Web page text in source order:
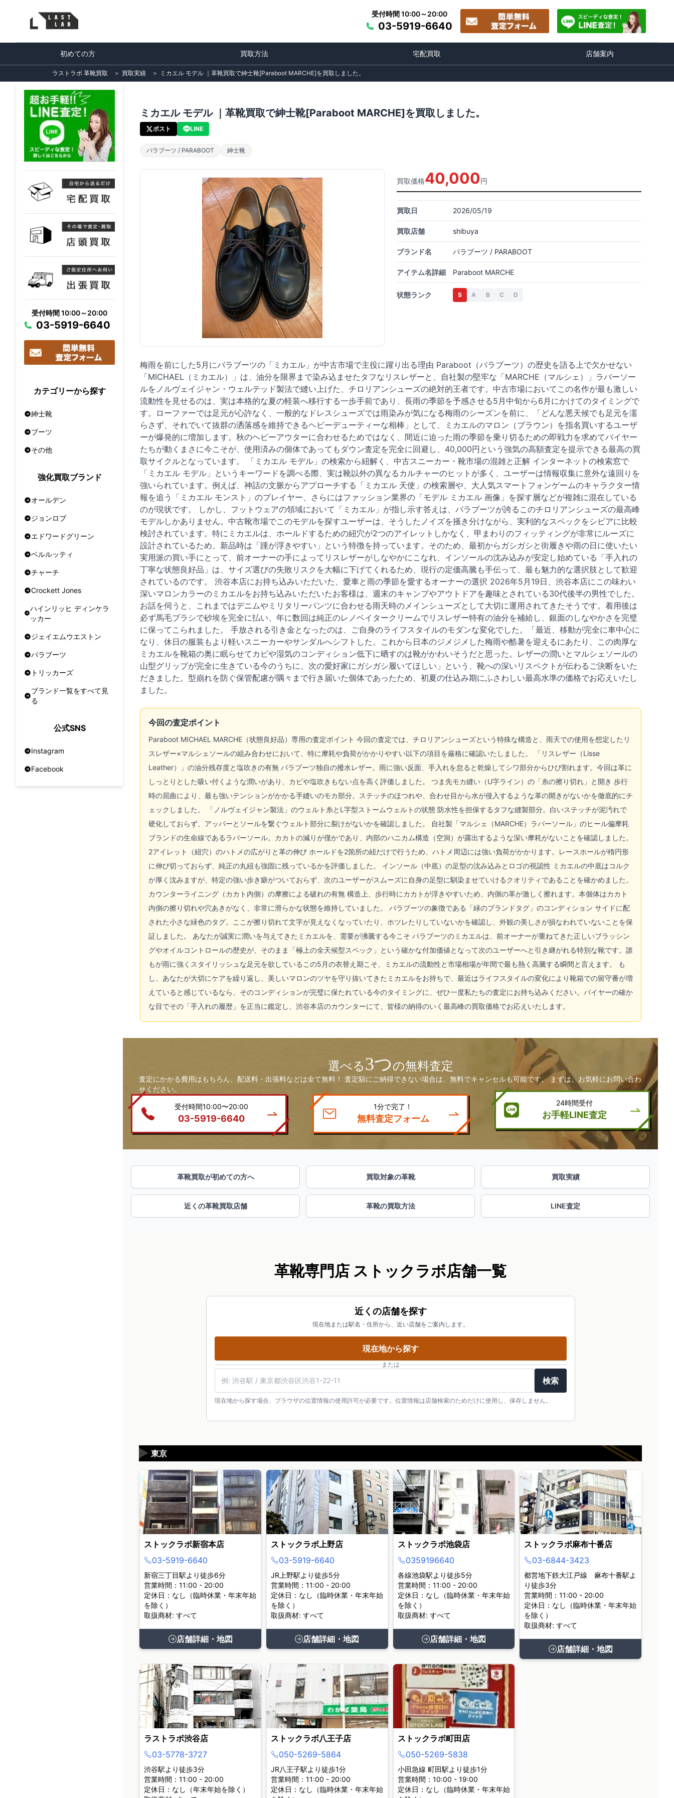
受付時間 10:00～20:00
03-5919-6640
初めての方 買取方法 宅配買取 店舗案内
ラストラボ 革靴買取 ＞ 買取実績 ＞ ミカエル モデル ｜革靴買取で紳士靴[Paraboot MARCHE]を買取しました。
受付時間 10:00～20:00
03-5919-6640
カテゴリーから探す
紳士靴
ブーツ
その他
強化買取ブランド
オールデン
ジョンロブ
エドワードグリーン
ベルルッティ
チャーチ
Crockett Jones
ハインリッヒ ディンケラ
ッカー
ジェイエムウエストン
パラブーツ
トリッカーズ
ブランド一覧をすべて見
る
公式SNS
Instagram
Facebook
ミカエル モデル ｜革靴買取で紳士靴[Paraboot MARCHE]を買取しました。
ポスト LINE
パラブーツ / PARABOOT 紳士靴
買取価格40,000円
買取日 2026/05/19
買取店舗 shibuya
ブランド名 パラブーツ / PARABOOT
アイテム名詳細 Paraboot MARCHE
状態ランク S A B C D
梅雨を前にした5月にパラブーツの「ミカエル」が中古市場で主役に躍り出る理由 Paraboot（パラブーツ）の歴史を語る上で欠かせない
「MICHAEL（ミカエル）」は、油分を限界まで染み込ませたタフなリスレザーと、自社製の堅牢な「MARCHE（マルシェ）」ラバーソー
ルをノルヴェイジャン・ウェルテッド製法で縫い上げた、チロリアンシューズの絶対的王者です。中古市場においてこの名作が最も激しい
流動性を見せるのは、実は本格的な夏の軽装へ移行する一歩手前であり、長雨の季節を予感させる5月中旬から6月にかけてのタイミングで
す。ローファーでは足元が心許なく、一般的なドレスシューズでは雨染みが気になる梅雨のシーズンを前に、「どんな悪天候でも足元を濡
らさず、それでいて抜群の洒落感を維持できるヘビーデューティーな相棒」として、ミカエルのマロン（ブラウン）を指名買いするユーザ
ーが爆発的に増加します。秋のヘビーアウターに合わせるためではなく、間近に迫った雨の季節を乗り切るための即戦力を求めてバイヤー
たちが動くまさに今こそが、使用済みの個体であってもダウン査定を完全に回避し、40,000円という強気の高額査定を提示できる最高の買
取サイクルとなっています。 「ミカエル モデル」の検索から紐解く、中古スニーカー・靴市場の混雑と正解 インターネットの検索窓で
「ミカエル モデル」というキーワードを調べる際、実は靴以外の異なるカルチャーのヒットが多く、ユーザーは情報収集に意外な遠回りを
強いられています。例えば、神話の文脈からアプローチする「ミカエル 天使」の検索層や、大人気スマートフォンゲームのキャラクター情
報を追う「ミカエル モンスト」のプレイヤー、さらにはファッション業界の「モデル ミカエル 画像」を探す層などが複雑に混在している
のが現状です。 しかし、フットウェアの領域において「ミカエル」が指し示す答えは、パラブーツが誇るこのチロリアンシューズの最高峰
モデルしかありません。中古靴市場でこのモデルを探すユーザーは、そうしたノイズを掻き分けながら、実利的なスペックをシビアに比較
検討されています。特にミカエルは、ホールドするための紐穴が2つのアイレットしかなく、甲まわりのフィッティングが非常にルーズに
設計されているため、新品時は「踵が浮きやすい」という特徴を持っています。そのため、最初からガシガシと街履きや雨の日に使いたい
実用派の買い手にとって、前オーナーの手によってリスレザーがしなやかにこなれ、インソールの沈み込みが安定し始めている「手入れの
丁寧な状態良好品」は、サイズ選びの失敗リスクを大幅に下げてくれるため、現行の定価高騰も手伝って、最も魅力的な選択肢として歓迎
されているのです。 渋谷本店にお持ち込みいただいた、愛車と雨の季節を愛するオーナーの選択 2026年5月19日、渋谷本店にこの味わい
深いマロンカラーのミカエルをお持ち込みいただいたお客様は、週末のキャンプやアウトドアを趣味とされている30代後半の男性でした。
お話を伺うと、これまではデニムやミリタリーパンツに合わせる雨天時のメインシューズとして大切に運用されてきたそうです。着用後は
必ず馬毛ブラシで砂埃を完全に払い、年に数回は純正のレノベイタークリームでリスレザー特有の油分を補給し、銀面のしなやかさを完璧
に保ってこられました。 手放される引き金となったのは、ご自身のライフスタイルのモダンな変化でした。「最近、移動が完全に車中心に
なり、休日の服装もより軽いスニーカーやサンダルへシフトした。これから日本のジメジメした梅雨や酷暑を迎えるにあたり、この肉厚な
ミカエルを靴箱の奥に眠らせてカビや湿気のコンディション低下に晒すのは靴がかわいそうだと思った。レザーの潤いとマルシェソールの
山型グリップが完全に生きている今のうちに、次の愛好家にガシガシ履いてほしい」という、靴への深いリスペクトが伝わるご決断をいた
だきました。型崩れを防ぐ保管配慮が隅々まで行き届いた個体であったため、初夏の仕込み期にふさわしい最高水準の価格でお応えいたし
ました。
今回の査定ポイント
Paraboot MICHAEL MARCHE（状態良好品）専用の査定ポイント 今回の査定では、チロリアンシューズという特殊な構造と、雨天での使用を想定したリ
スレザー×マルシェソールの組み合わせにおいて、特に摩耗や負荷がかかりやすい以下の項目を厳格に確認いたしました。 「リスレザー（Lisse
Leather）」の油分残存度と塩吹きの有無 パラブーツ独自の撥水レザー。雨に強い反面、手入れを怠ると乾燥してシワ部分からひび割れます。今回は革に
しっとりとした吸い付くような潤いがあり、カビや塩吹きもない点を高く評価しました。 つま先モカ縫い（U字ライン）の「糸の擦り切れ」と開き 歩行
時の屈曲により、最も強いテンションがかかる手縫いのモカ部分。ステッチのほつれや、合わせ目から水が侵入するような革の開きがないかを徹底的にチ
ェックしました。 「ノルヴェイジャン製法」のウェルト糸とL字型ストームウェルトの状態 防水性を担保するタフな縫製部分。白いステッチが泥汚れで
硬化しておらず、アッパーとソールを繋ぐウェルト部分に裂けがないかを確認しました。 自社製「マルシェ（MARCHE）ラバーソール」のヒール偏摩耗
ブランドの生命線であるラバーソール。カカトの減りが僅かであり、内部のハニカム構造（空洞）が露出するような深い摩耗がないことを確認しました。
2アイレット（紐穴）のハトメの広がりと革の伸び ホールドを2箇所の紐だけで行うため、ハトメ周辺には強い負荷がかかります。レースホールが楕円形
に伸び切っておらず、純正の丸紐も強固に残っているかを評価しました。 インソール（中底）の足型の沈み込みとロゴの視認性 ミカエルの中底はコルク
が厚く沈みますが、特定の強い歩き癖がついておらず、次のユーザーがスムーズに自身の足型に馴染ませていけるクオリティであることを確かめました。
カウンターライニング（カカト内側）の摩擦による破れの有無 構造上、歩行時にカカトが浮きやすいため、内側の革が激しく擦れます。本個体はカカト
内側の擦り切れや穴あきがなく、非常に滑らかな状態を維持していました。 パラブーツの象徴である「緑のブランドタグ」のコンディション サイドに配
された小さな緑色のタグ。ここが擦り切れて文字が見えなくなっていたり、ホツレたりしていないかを確認し、外観の美しさが損なわれていないことを保
証しました。 あなたが誠実に潤いを与えてきたミカエルを、需要が沸騰する今こそ パラブーツのミカエルは、前オーナーが重ねてきた正しいブラッシン
グやオイルコントロールの歴史が、そのまま「極上の全天候型スペック」という確かな付加価値となって次のユーザーへと引き継がれる特別な靴です。誰
もが雨に強くスタイリッシュな足元を欲しているこの5月の衣替え期こそ、ミカエルの流動性と市場相場が年間で最も熱く高騰する瞬間と言えます。 も
し、あなたが大切にケアを繰り返し、美しいマロンのツヤを守り抜いてきたミカエルをお持ちで、最近はライフスタイルの変化により靴箱での留守番が増
えていると感じているなら、そのコンディションが完璧に保たれている今のタイミングに、ぜひ一度私たちの査定にお持ち込みください。バイヤーの確か
な目でその「手入れの履歴」を正当に鑑定し、渋谷本店のカウンターにて、皆様の納得のいく最高峰の買取価格でお応えいたします。
選べる3つの無料査定
査定にかかる費用はもちろん、配送料・出張料などは全て無料！ 査定額にご納得できない場合は、無料でキャンセルも可能です。 まずは、お気軽にお問い合わ
せください。
受付時間10:00〜20:00
03-5919-6640
1分で完了！
無料査定フォーム
24時間受付
お手軽LINE査定
革靴買取が初めての方へ 買取対象の革靴 買取実績
近くの革靴買取店舗 革靴の買取方法 LINE査定
革靴専門店 ストックラボ店舗一覧
近くの店舗を探す
現在地または駅名・住所から、近い店舗をご案内します。
現在地から探す
または
検索
現在地から探す場合、ブラウザの位置情報の使用許可が必要です。位置情報は店舗検索のためだけに使用し、保存しません。
東京
▶
ストックラボ新宿本店
03-5919-6640
新宿三丁目駅より徒歩6分
営業時間：11:00 - 20:00
定休日：なし（臨時休業・年末年始
を除く）
取扱商材: すべて
店舗詳細・地図
ストックラボ上野店
03-5919-6640
JR上野駅より徒歩5分
営業時間：11:00 - 20:00
定休日：なし（臨時休業・年末年始
を除く）
取扱商材: すべて
店舗詳細・地図
ストックラボ池袋店
0359196640
各線池袋駅より徒歩5分
営業時間：11:00 - 20:00
定休日：なし（臨時休業・年末年始
を除く）
取扱商材: すべて
店舗詳細・地図
ストックラボ麻布十番店
03-6844-3423
都営地下鉄大江戸線 麻布十番駅よ
り徒歩3分
営業時間：11:00 - 20:00
定休日：なし（臨時休業・年末年始
を除く）
取扱商材: すべて
店舗詳細・地図
ラストラボ渋谷店
03-5778-3727
渋谷駅より徒歩3分
営業時間：11:00 - 20:00
定休日：なし（年末年始を除く）
ストックラボ八王子店
050-5269-5864
JR八王子駅より徒歩1分
営業時間：11:00 - 20:00
定休日：なし（臨時休業・年末年始
ストックラボ町田店
050-5269-5838
小田急線 町田駅より徒歩1分
営業時間：10:00 - 19:00
定休日：なし（臨時休業・年末年始